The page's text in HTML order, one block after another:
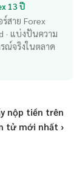
13 ปี
สาย Forex
· แบ่งปันความ
ณ์จริงในตลาด
nộp tiền trên
tử mới nhất ›